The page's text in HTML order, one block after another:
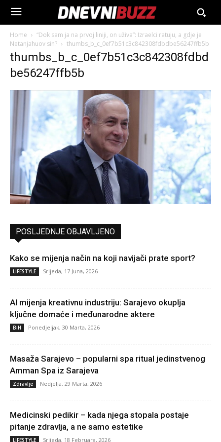
Home
“Dok sam ja na prvoj liniji, on uživa”: Izraelci ratuju, a gdje je
Netanjahuov sin?
thumbs_b_c_0ef7b51c3c842308fdbdbe56247ffb5b
thumbs_b_c_0ef7b51c3c842308fdbd
be56247ffb5b
POSLJEDNJE OBJAVLJENO
Kako se mijenja način na koji navijači prate sport?
LIFESTYLE Srijeda, 17 Juna, 2026
AI mijenja kreativnu industriju: Sarajevo okuplja
ključne domaće i međunarodne aktere
BiH Ponedjeljak, 30 Marta, 2026
Masaža Sarajevo – popularni spa ritual jedinstvenog
Amman Spa iz Sarajeva
Zdravlje Nedjelja, 29 Marta, 2026
Medicinski pedikir – kada njega stopala postaje
pitanje zdravlja, a ne samo estetike
LIFESTYLE Srijeda, 18 Februara, 2026